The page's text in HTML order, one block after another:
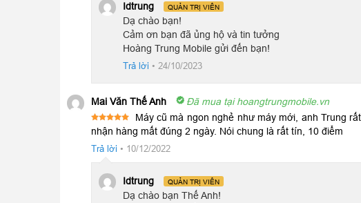
Ngoài ra, màn hình iPad Pro 2021 cũ còn được trang bị lớp phủ
nghiệm cho người dùng.
Sức mạnh dẫn đầu cuộc chơi
Lần đầu tiên, iPad Pro M1 2021 cũ tự hào sở hữu cấu hình
MacBook M1 và có khá nhiều người tin dùng đã cho đánh giá
Idtrung QUẢN TRỊ VIÊN
Dạ chào bạn!
Cảm ơn bạn đã ủng hộ và tin tưởng
Hoàng Trung Mobile gửi đến bạn!
Trả lời • 24/10/2023
Mai Văn Thế Anh Đã mua tại hoangtrungmobile.vn
Được xếp
hạng5 5
sao
Máy cũ mà ngon nghẻ như máy mới, anh Trung
nhận hàng mất đúng 2 ngày. Nói chung là rất tín, 10 điểm
Trả lời • 10/12/2022
Idtrung QUẢN TRỊ VIÊN
Dạ chào bạn Thế Anh!